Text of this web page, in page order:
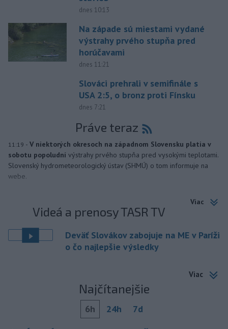
dnes 10:13
Na západe sú miestami vydané
výstrahy prvého stupňa pred
horúčavami
dnes 11:21
Slováci prehrali v semifinále s
USA 2:5, o bronz proti Fínsku
dnes 7:21
Práve teraz
11:19 - V niektorých okresoch na západnom Slovensku platia v
sobotu popoludní výstrahy prvého stupňa pred vysokými teplotami.
Slovenský hydrometeorologický ústav (SHMÚ) o tom informuje na
webe.
Viac
Videá a prenosy TASR TV
Deväť Slovákov zabojuje na ME v Paríži
o čo najlepšie výsledky
Viac
Najčítanejšie
6h 24h 7d